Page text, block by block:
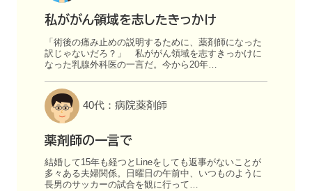
私ががん領域を志したきっかけ
「術後の痛み止めの説明するために、薬剤師になった
訳じゃないだろ？」 私ががん領域を志すきっかけに
なった乳腺外科医の一言だ。今から20年…
40代：病院薬剤師
薬剤師の一言で
結婚して15年も経つとLineをしても返事がないことが
多々ある夫婦関係。日曜日の午前中、いつものように
長男のサッカーの試合を観に行って…